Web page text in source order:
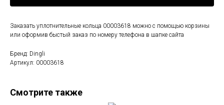
Заказать уплотнительные кольца 00003618 можно с помощью корзины
или оформив быстый заказ по номеру телефона в шапке сайта
Бренд: Dingli
Артикул: 00003618
Смотрите также